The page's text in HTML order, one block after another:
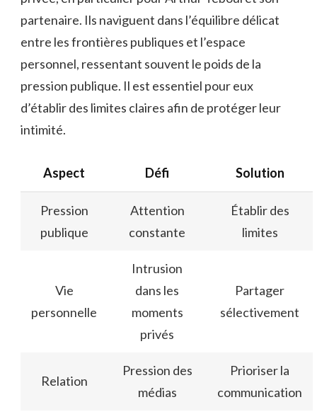
partenaire. Ils naviguent dans l’équilibre délicat
entre les frontières publiques et l’espace
personnel, ressentant souvent le poids de la
pression publique. Il est essentiel pour eux
d’établir des limites claires afin de protéger leur
intimité.
Aspect Défi Solution
Pression
publique
Attention
constante
Établir des
limites
Vie
personnelle
Intrusion
dans les
moments
privés
Partager
sélectivement
Relation
Pression des
médias
Prioriser la
communication